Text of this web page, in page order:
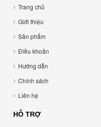
Trang chủ
Giới thiệu
Sản phẩm
Điều khoản
Hướng dẫn
Chính sách
Liên hệ
HỖ TRỢ